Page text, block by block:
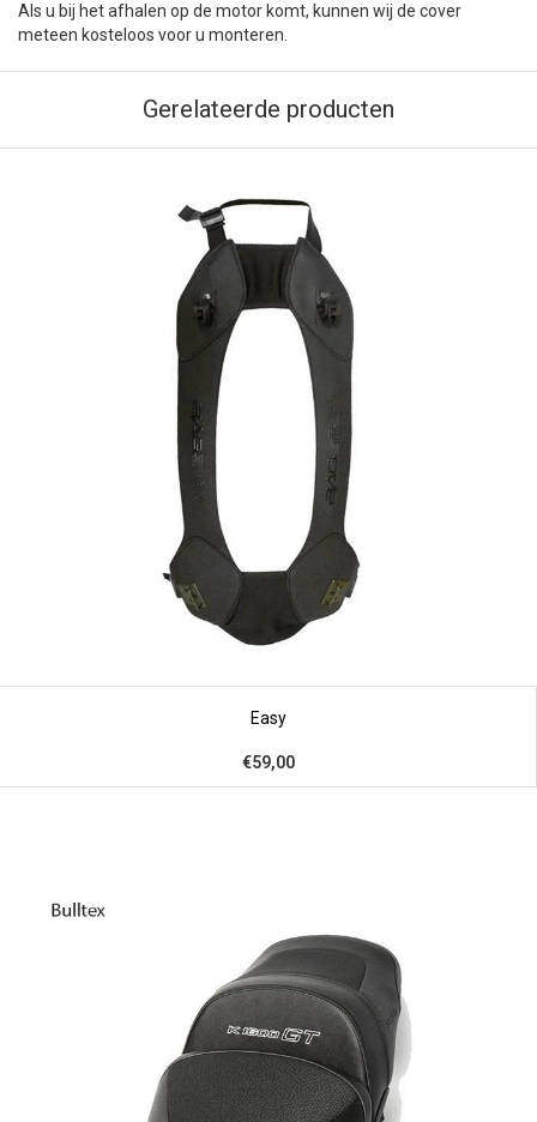
Als u bij het afhalen op de motor komt, kunnen wij de cover
meteen kosteloos voor u monteren.
Gerelateerde producten
Easy
€59,00